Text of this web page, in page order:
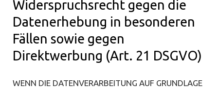
Widerspruchsrecht gegen die
Datenerhebung in besonderen
Fällen sowie gegen
Direktwerbung (Art. 21 DSGVO)
WENN DIE DATENVERARBEITUNG AUF GRUNDLAGE